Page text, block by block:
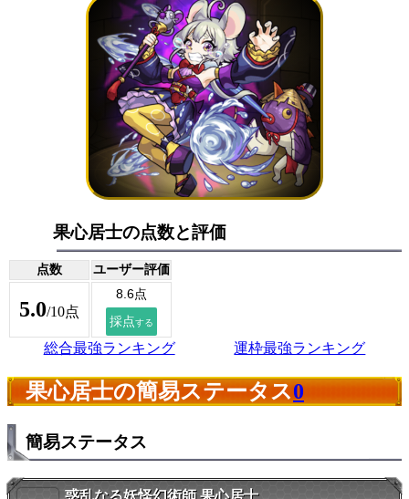
果心居士の点数と評価
点数 ユーザー評価
5.0/10点
総合最強ランキング 運枠最強ランキング
果心居士の簡易ステータス0
簡易ステータス